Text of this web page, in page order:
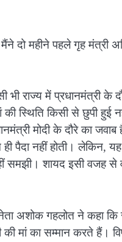
दो महीने पहले गृह मंत्री
राज्य में प्रधानमंत्री के
की स्थिति किसी से छुपी
मोदी के दौरे का
ही पैदा नहीं होती।
समझी। शायद इसी वजह से
अशोक गहलोत ने कहा कि
मां का सम्मान करते हैं।